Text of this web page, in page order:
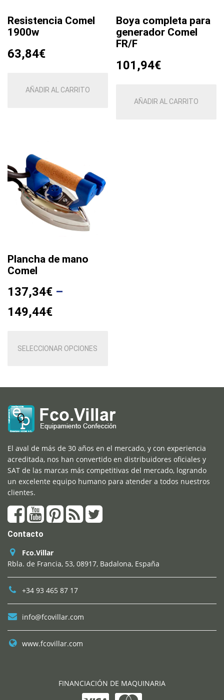
Resistencia Comel
1900w
63,84€
AÑADIR AL CARRITO
Boya completa para
generador Comel
FR/F
101,94€
AÑADIR AL CARRITO
Plancha de mano
Comel
137,34€ –
149,44€
SELECCIONAR OPCIONES
se
pueden
en
la
página
de
El aval de más de 30 años en el mercado, y con experiencia
acreditada, nos han convertido en distribuidores oficiales y
SAT de las marcas más competitivas del mercado, logrando
un excelente equipo humano para atender a todos nuestros
clientes.
Contacto
Fco.Villar
Rbla. de Francia, 53, 08917, Badalona, España
+34 93 465 87 17
info@fcovillar.com
www.fcovillar.com
FINANCIACIÓN DE MAQUINARIA